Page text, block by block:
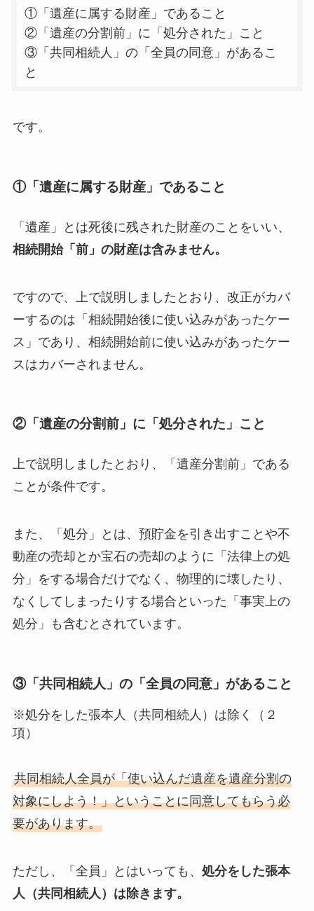
①「遺産に属する財産」であること
②「遺産の分割前」に「処分された」こと
③「共同相続人」の「全員の同意」があるこ
と
です。
①「遺産に属する財産」であること
「遺産」とは死後に残された財産のことをいい、
相続開始「前」の財産は含みません。
ですので、上で説明しましたとおり、改正がカバ
ーするのは「相続開始後に使い込みがあったケー
ス」であり、相続開始前に使い込みがあったケー
スはカバーされません。
②「遺産の分割前」に「処分された」こと
上で説明しましたとおり、「遺産分割前」である
ことが条件です。
また、「処分」とは、預貯金を引き出すことや不
動産の売却とか宝石の売却のように「法律上の処
分」をする場合だけでなく、物理的に壊したり、
なくしてしまったりする場合といった「事実上の
処分」も含むとされています。
③「共同相続人」の「全員の同意」があること
※処分をした張本人（共同相続人）は除く（２
項）
共同相続人全員が「使い込んだ遺産を遺産分割の
対象にしよう！」ということに同意してもらう必
要があります。
ただし、「全員」とはいっても、 処分をした張本
人（共同相続人）は除きます。